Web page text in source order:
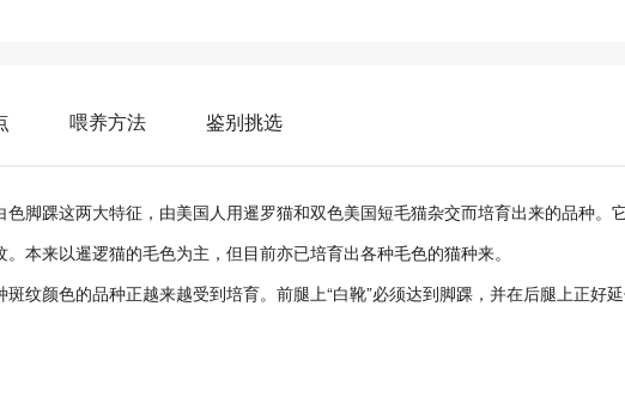
喂养方法 鉴别挑选
踝这两大特征，由美国人用暹罗猫和双色美国短毛猫杂交而培育出来的品种。
本来以暹逻猫的毛色为主，但目前亦已培育出各种毛色的猫种来。
颜色的品种正越来越受到培育。前腿上“白靴”必须达到脚踝，并在后腿上正好